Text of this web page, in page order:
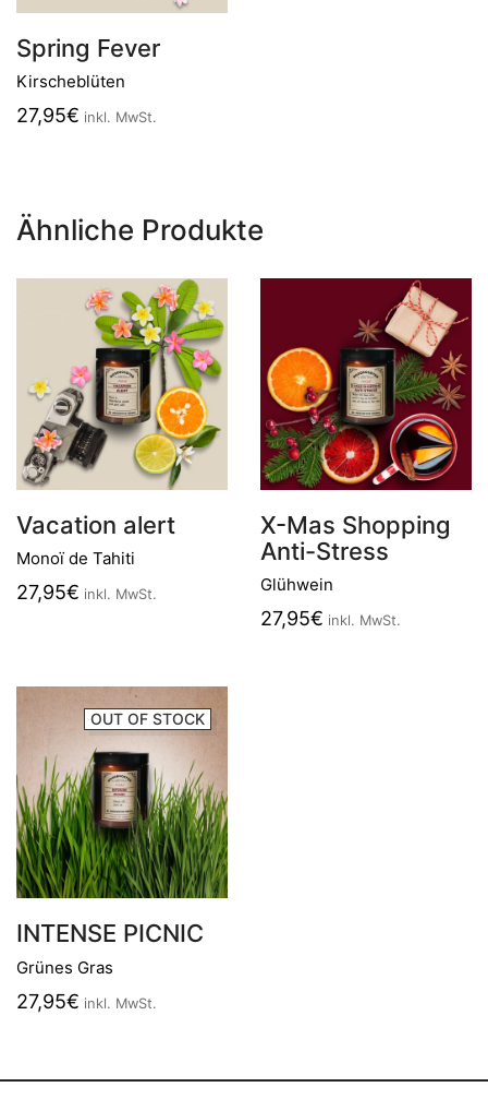
Spring Fever
Kirscheblüten
27,95€ inkl. MwSt.
Ähnliche Produkte
Vacation alert
Monoï de Tahiti
27,95€ inkl. MwSt.
X-Mas Shopping
Anti-Stress
Glühwein
27,95€ inkl. MwSt.
OUT OF STOCK
INTENSE PICNIC
Grünes Gras
27,95€ inkl. MwSt.